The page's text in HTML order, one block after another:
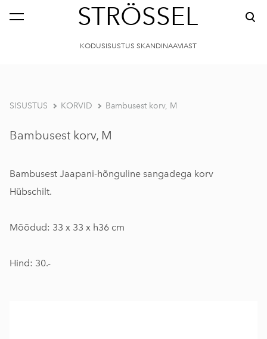
STRÖSSEL
KODUSISUSTUS SKANDINAAVIAST
SISUSTUS KORVID Bambusest korv, M
Bambusest korv, M
Bambusest Jaapani-hõnguline sangadega korv
Hübschilt.
Mõõdud: 33 x 33 x h36 cm
Hind: 30.-